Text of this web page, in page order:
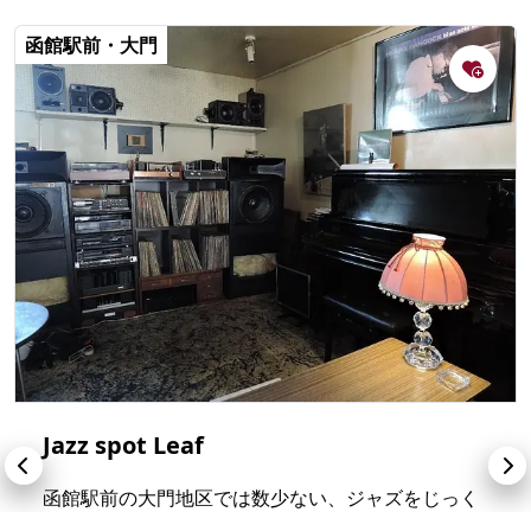
函館駅前・大門
Jazz spot Leaf
函館駅前の大門地区では数少ない、ジャズをじっく